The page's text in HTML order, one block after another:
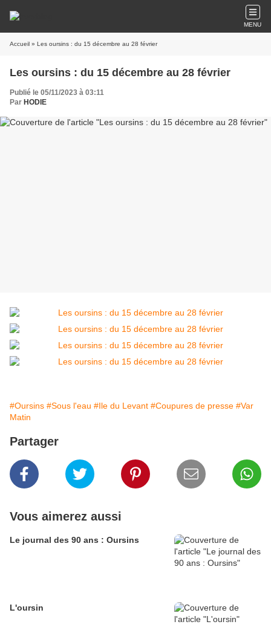
MENU
Accueil » Les oursins : du 15 décembre au 28 février
Les oursins : du 15 décembre au 28 février
Publié le 05/11/2023 à 03:11
Par HODIE
#Oursins #Sous l'eau #Ile du Levant #Coupures de presse #Var
Matin
Partager
Vous aimerez aussi
Le journal des 90 ans : Oursins
L'oursin